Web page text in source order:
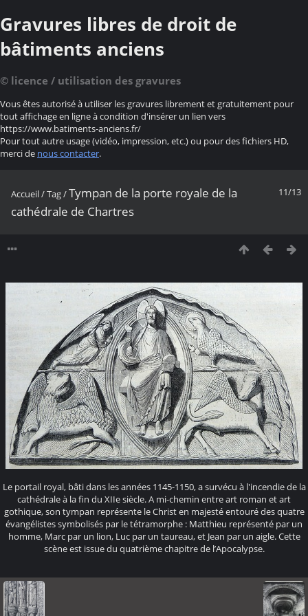
Gravures libres de droit de
bâtiments anciens
© licence / utilisation des gravures
Vous êtes autorisé à utiliser les gravures librement et gratuitement pour
tout affichage en ligne à condition d'insérer un lien vers
https://www.batiments-anciens.fr/
Pour tout autre usage (vidéo, impression, etc.) ou pour des fichiers HD,
merci de nous contacter.
11/13
Accueil/Tag/Tympan de la porte royale de la
cathédrale de Chartres
Le portail royal, bâti dans les années 1145-1150, a survécu à l'incendie de la
cathédrale à la fin du XIIe siècle. A mi-chemin entre art roman et art
gothique, son tympan représente le Christ en majesté entouré des quatre
évangélistes symbolisés par le tétramorphe : Matthieu représenté par un
homme, Marc par un lion, Luc par un taureau, et Jean par un aigle. Cette
scène est issue du quatrième chapitre de l’Apocalypse.